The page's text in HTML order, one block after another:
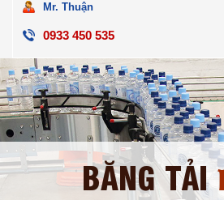
Mr. Thuận
0933 450 535
BĂNG TẢI